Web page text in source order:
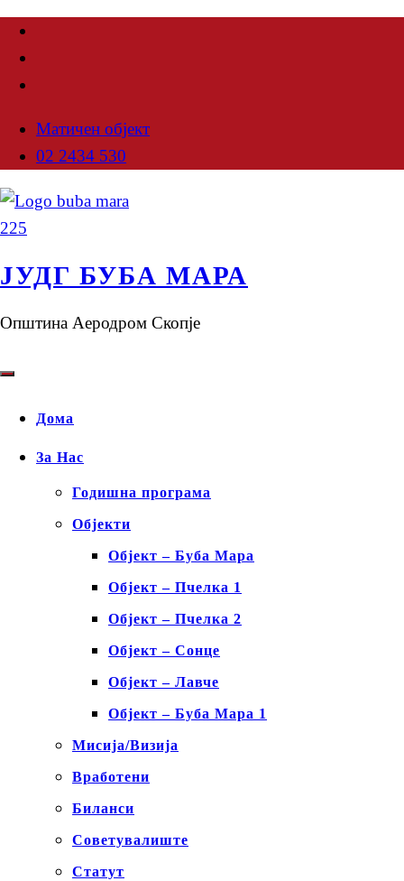
Матичен објект
02 2434 530
ЈУДГ БУБА МАРА
Општина Аеродром Скопје
Дома
За Нас
Годишна програма
Објекти
Објект – Буба Мара
Објект – Пчелка 1
Објект – Пчелка 2
Објект – Сонце
Објект – Лавче
Објект – Буба Мара 1
Мисија/Визија
Вработени
Биланси
Советувалиште
Статут